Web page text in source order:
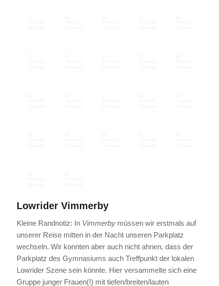
Lowrider Vimmerby
Kleine Randnotiz: In Vimmerbymüssen wir erstmals auf
unserer Reise mitten in der Nacht unseren Parkplatz
wechseln. Wir konnten aber auch nicht ahnen, dass der
Parkplatz des Gymnasiums auch Treffpunkt der lokalen
Lowrider Szene sein könnte. Hier versammelte sich eine
Gruppe junger Frauen(!) mit tiefen/breiten/lauten